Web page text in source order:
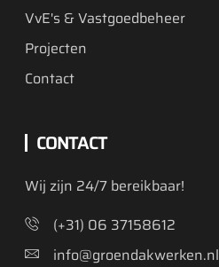
VvE's & Vastgoedbeheer
Projecten
Contact
CONTACT
Wij zijn 24/7 bereikbaar!
(+31) 06 37158612
info@groendakwerken.nl